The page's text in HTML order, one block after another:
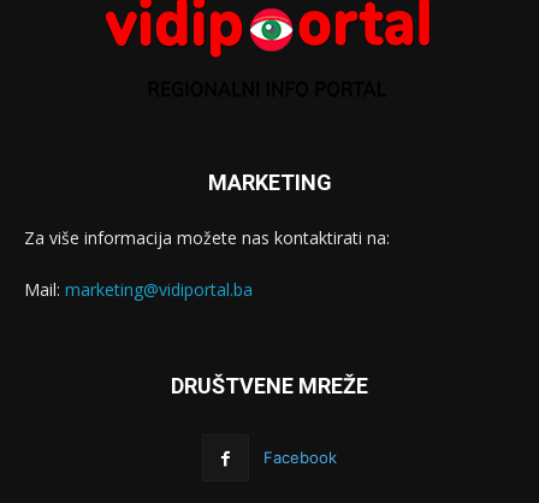
MARKETING
Za više informacija možete nas kontaktirati na:
Mail: marketing@vidiportal.ba
DRUŠTVENE MREŽE
Facebook